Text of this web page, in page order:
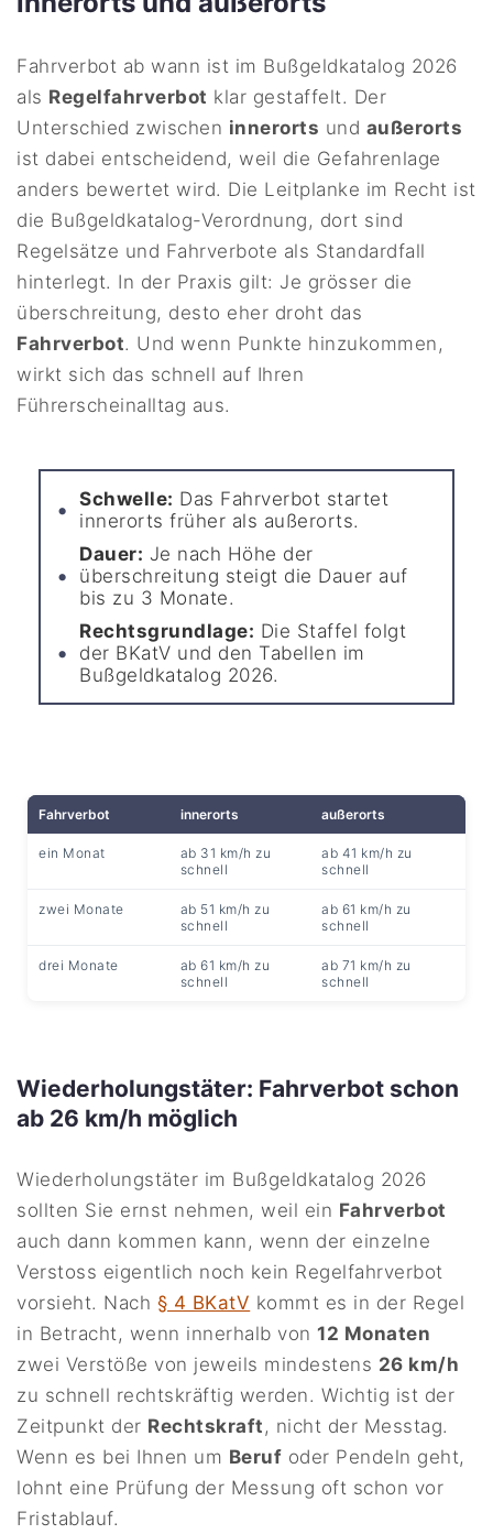
Fahrverbot ab wann ist im Bußgeldkatalog 2026
als Regelfahrverbot klar gestaffelt. Der
Unterschied zwischen innerorts und außerorts
ist dabei entscheidend, weil die Gefahrenlage
anders bewertet wird. Die Leitplanke im Recht ist
die Bußgeldkatalog-Verordnung, dort sind
Regelsätze und Fahrverbote als Standardfall
hinterlegt. In der Praxis gilt: Je grösser die
überschreitung, desto eher droht das
Fahrverbot. Und wenn Punkte hinzukommen,
wirkt sich das schnell auf Ihren
Führerscheinalltag aus.
Schwelle: Das Fahrverbot startet
innerorts früher als außerorts.
Dauer: Je nach Höhe der
überschreitung steigt die Dauer auf
bis zu 3 Monate.
Rechtsgrundlage: Die Staffel folgt
der BKatV und den Tabellen im
Bußgeldkatalog 2026.
Fahrverbot innerorts außerorts
ein Monat
ab 31 km/h zu
schnell
ab 41 km/h zu
schnell
zwei Monate
ab 51 km/h zu
schnell
ab 61 km/h zu
schnell
drei Monate
ab 61 km/h zu
schnell
ab 71 km/h zu
schnell
Wiederholungstäter: Fahrverbot schon
ab 26 km/h möglich
Wiederholungstäter im Bußgeldkatalog 2026
sollten Sie ernst nehmen, weil ein Fahrverbot
auch dann kommen kann, wenn der einzelne
Verstoss eigentlich noch kein Regelfahrverbot
vorsieht. Nach § 4 BKatV kommt es in der Regel
in Betracht, wenn innerhalb von12 Monaten
zwei Verstöße von jeweils mindestens 26 km/h
zu schnell rechtskräftig werden. Wichtig ist der
Zeitpunkt der Rechtskraft, nicht der Messtag.
Wenn es bei Ihnen um Beruf oder Pendeln geht,
lohnt eine Prüfung der Messung oft schon vor
Fristablauf.